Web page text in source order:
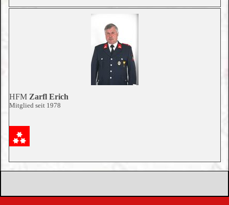
HFM Zarfl Erich
Mitglied seit 1978